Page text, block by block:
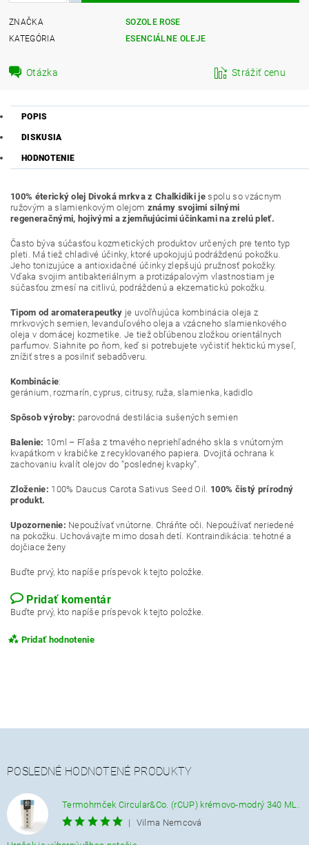
ZNAČKA
SOZOLE ROSE
KATEGÓRIA
ESENCIÁLNE OLEJE
Otázka Strážiť cenu
POPIS
DISKUSIA
HODNOTENIE
100% éterický olej Divoká mrkva z Chalkidikijespolu so vzácnym
ružovým a slamienkovým olejom známy svojimi silnými
regeneračnými, hojivými a zjemňujúcimi účinkami na zrelú pleť.
Často býva súčasťou kozmetických produktov určených pre tento typ
pleti. Má tiež chladivé účinky, ktoré upokojujú podráždenú pokožku.
Jeho tonizujúce a antioxidačné účinky zlepšujú pružnosť pokožky.
Vďaka svojim antibakteriálnym a protizápalovým vlastnostiam je
súčasťou zmesí na citlivú, podráždenú a ekzematickú pokožku.
Tipom od aromaterapeutky je uvoľňujúca kombinácia oleja z
mrkvových semien, levanduľového oleja a vzácneho slamienkového
oleja v domácej kozmetike. Je tiež obľúbenou zložkou orientálnych
parfumov. Siahnite po ňom, keď si potrebujete vyčistiť hektickú myseľ,
znížiť stres a posilniť sebadôveru.
Kombinácie:
geránium , rozmarín,cyprus, citrusy, ruža, slamienka , kadidlo
Spôsob výroby: parovodná destilácia sušených semien
Balenie: 10ml – Fľaša z tmavého nepriehľadného skla s vnútorným
kvapátkom v krabičke z recyklovaného papiera. Dvojitá ochrana k
zachovaniu kvalít olejov do “poslednej kvapky”.
Zloženie: 100% Daucus Carota Sativus Seed Oil. 100% čistý prírodný
produkt.
Upozornenie: Nepoužívať vnútorne. Chráňte oči. Nepoužívať neriedené
na pokožku. Uchovávajte mimo dosah detí. Kontraindikácia: tehotné a
dojčiace ženy
Buďte prvý, kto napíše príspevok k tejto položke.
Pridať komentár
Buďte prvý, kto napíše príspevok k tejto položke.
Pridať hodnotenie
POSLEDNÉ HODNOTENÉ PRODUKTY
Termohrnček Circular&Co. (rCUP) krémovo-modrý 340 ML.
|
Vilma Nemcová